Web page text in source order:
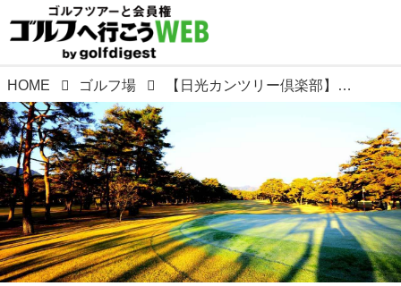
HOME ゴルフ場 【日光カンツリー倶楽部】井上誠一が用地に選んだのは柳や松が立つ大谷川の旧河床だった